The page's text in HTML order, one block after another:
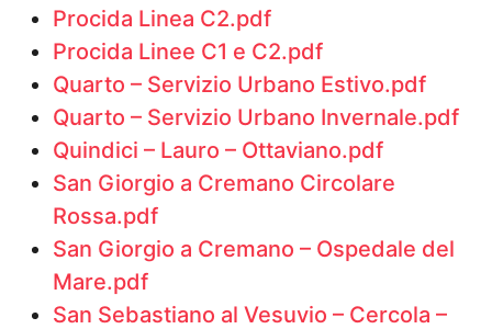
Procida Linea C2.pdf
Procida Linee C1 e C2.pdf
Quarto – Servizio Urbano Estivo.pdf
Quarto – Servizio Urbano Invernale.pdf
Quindici – Lauro – Ottaviano.pdf
San Giorgio a Cremano Circolare
Rossa.pdf
San Giorgio a Cremano – Ospedale del
Mare.pdf
San Sebastiano al Vesuvio – Cercola –